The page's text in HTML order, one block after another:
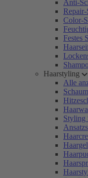
Anti-
Color-
Festes
Haarstyling
Alle
Styling
Haargel